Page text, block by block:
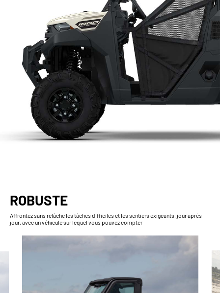
ROBUSTE
Affrontez sans relâche les tâches difficiles et les sentiers exigeants, jour après
jour, avec un véhicule sur lequel vous pouvez compter